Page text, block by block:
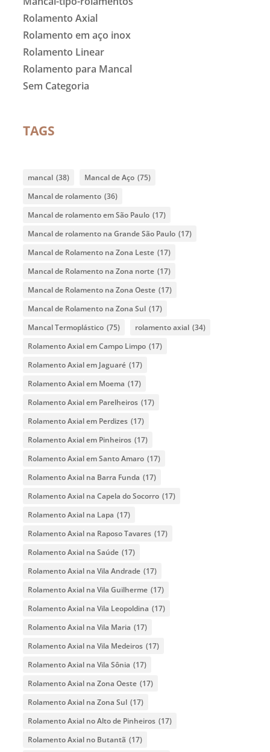
Rolamento Axial
Rolamento em aço inox
Rolamento Linear
Rolamento para Mancal
Sem Categoria
TAGS
mancal (38) Mancal de Aço (75)
Mancal de rolamento (36)
Mancal de rolamento em São Paulo (17)
Mancal de rolamento na Grande São Paulo (17)
Mancal de Rolamento na Zona Leste (17)
Mancal de Rolamento na Zona norte (17)
Mancal de Rolamento na Zona Oeste (17)
Mancal de Rolamento na Zona Sul (17)
Mancal Termoplástico (75) rolamento axial (34)
Rolamento Axial em Campo Limpo (17)
Rolamento Axial em Jaguaré (17)
Rolamento Axial em Moema (17)
Rolamento Axial em Parelheiros (17)
Rolamento Axial em Perdizes (17)
Rolamento Axial em Pinheiros (17)
Rolamento Axial em Santo Amaro (17)
Rolamento Axial na Barra Funda (17)
Rolamento Axial na Capela do Socorro (17)
Rolamento Axial na Lapa (17)
Rolamento Axial na Raposo Tavares (17)
Rolamento Axial na Saúde (17)
Rolamento Axial na Vila Andrade (17)
Rolamento Axial na Vila Guilherme (17)
Rolamento Axial na Vila Leopoldina (17)
Rolamento Axial na Vila Maria (17)
Rolamento Axial na Vila Medeiros (17)
Rolamento Axial na Vila Sônia (17)
Rolamento Axial na Zona Oeste (17)
Rolamento Axial na Zona Sul (17)
Rolamento Axial no Alto de Pinheiros (17)
Rolamento Axial no Butantã (17)